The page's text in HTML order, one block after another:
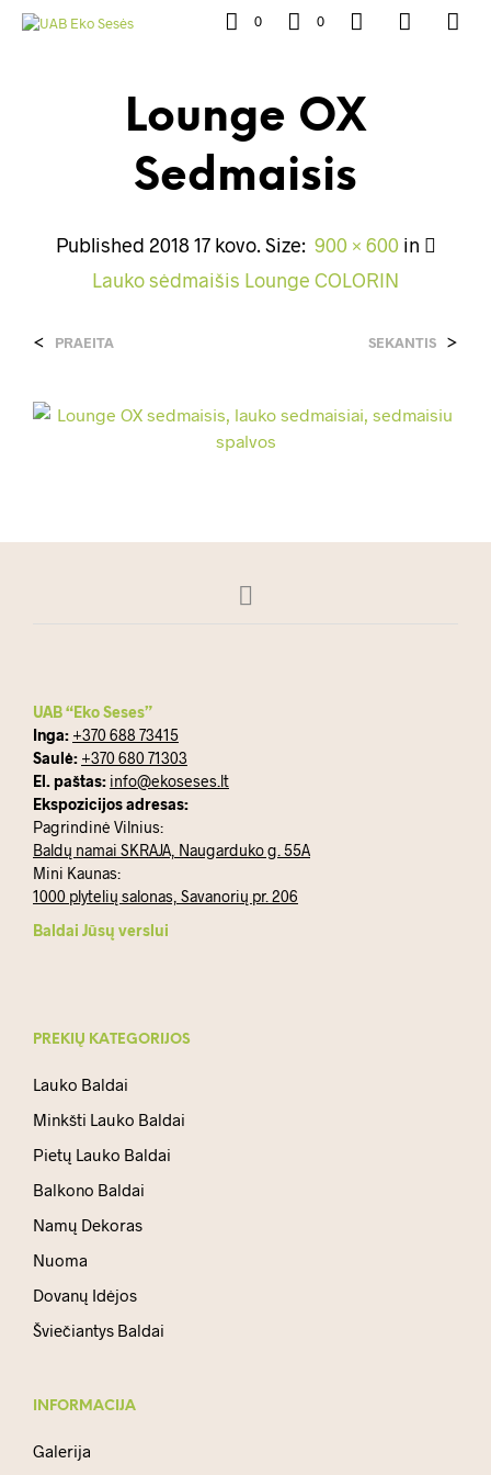
0 0
Lounge OX
Sedmaisis
Published 2018 17 kovo. Size: 900 × 600in
Lauko sėdmaišis Lounge COLORIN
< PRAEITA SEKANTIS >
UAB “Eko Seses”
Inga: +370 688 73415
Saulė: +370 680 71303
El. paštas: info@ekoseses.lt
Ekspozicijos adresas:
Pagrindinė Vilnius:
Baldų namai SKRAJA, Naugarduko g. 55A
Mini Kaunas:
1000 plytelių salonas, Savanorių pr. 206
Baldai Jūsų verslui
PREKIŲ KATEGORIJOS
Lauko Baldai
Minkšti Lauko Baldai
Pietų Lauko Baldai
Balkono Baldai
Namų Dekoras
Nuoma
Dovanų Idėjos
Šviečiantys Baldai
INFORMACIJA
Galerija